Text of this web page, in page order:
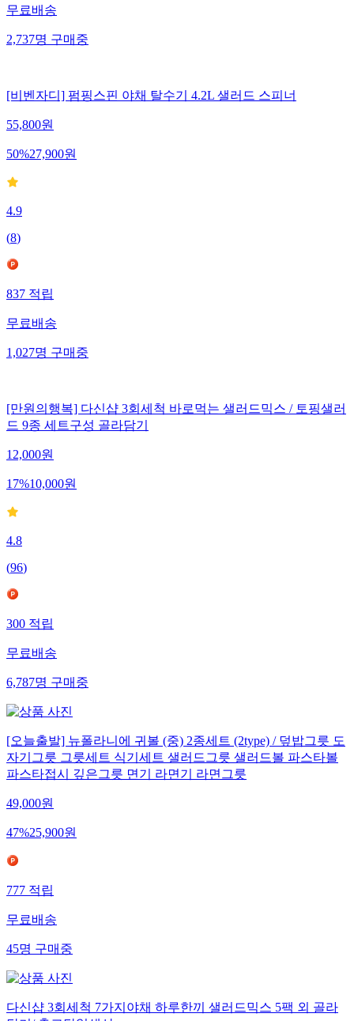
무료배송
2,737명 구매중
[비벤자디] 펌핑스핀 야채 탈수기 4.2L 샐러드 스피너
55,800원
50%27,900원
4.9
(8)
837적립
무료배송
1,027명구매중
[만원의행복] 다신샵 3회세척 바로먹는 샐러드믹스 / 토핑샐러
드 9종 세트구성 골라담기
12,000원
17%10,000원
4.8
(96)
300적립
무료배송
6,787명구매중
[오늘출발] 뉴폴라니에 귀볼 (중) 2종세트 (2type) / 덮밥그릇 도
자기그릇 그릇세트 식기세트 샐러드그릇 샐러드볼 파스타볼
파스타접시 깊은그릇 면기 라면기 라면그릇
49,000원
47%25,900원
777적립
무료배송
45명구매중
다신샵 3회세척 7가지야채 하루한끼 샐러드믹스 5팩 외 골라